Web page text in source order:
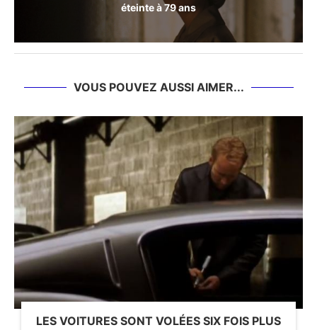
éteinte à 79 ans
VOUS POUVEZ AUSSI AIMER...
LES VOITURES SONT VOLÉES SIX FOIS PLUS